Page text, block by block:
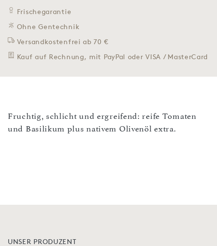
Frischegarantie
Ohne Gentechnik
Versandkostenfrei ab 70 €
Kauf auf Rechnung, mit PayPal oder VISA / MasterCard
Fruchtig, schlicht und ergreifend: reife Tomaten
und Basilikum plus nativem Olivenöl extra.
UNSER PRODUZENT